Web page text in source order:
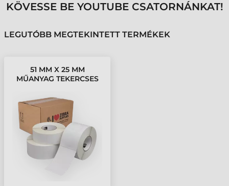
KÖVESSE BE YOUTUBE CSATORNÁNKAT!
LEGUTÓBB MEGTEKINTETT TERMÉKEK
51 MM X 25 MM
MŰANYAG TEKERCSES
2398 CÍMKE/TEKERCS )